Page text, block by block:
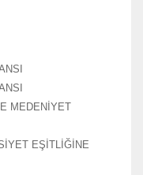
MEDENİYET
EŞİTLİĞİNE